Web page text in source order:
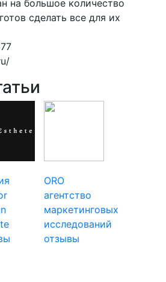
на большое количество
сделать все для их
ORO
агентство
маркетинговых
исследований
отзывы